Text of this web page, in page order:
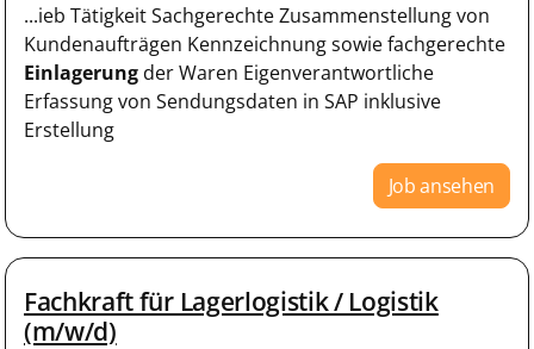
...ieb Tätigkeit Sachgerechte Zusammenstellung von
Kundenaufträgen Kennzeichnung sowie fachgerechte
Einlagerung der Waren Eigenverantwortliche
Erfassung von Sendungsdaten in SAP inklusive
Erstellung
Job ansehen
Fachkraft für Lagerlogistik / Logistik
(m/w/d)